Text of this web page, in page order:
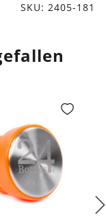
SKU: 2405-181